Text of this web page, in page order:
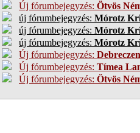
Új fórumbejegyzés: Ötvös
új fórumbejegyzés: Mórotz
új fórumbejegyzés: Mórotz
új fórumbejegyzés: Mórotz
Új fórumbejegyzés:
Új fórumbejegyzés: Tímea
Új fórumbejegyzés: Ötvös